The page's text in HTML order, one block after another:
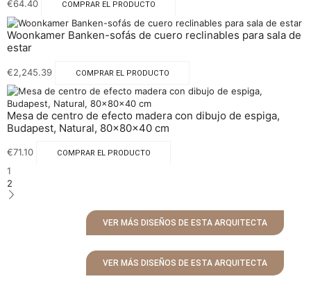
€64.40 COMPRAR EL PRODUCTO
Woonkamer Banken-sofás de cuero reclinables para sala de
estar
€2,245.39 COMPRAR EL PRODUCTO
Mesa de centro de efecto madera con dibujo de espiga,
Budapest, Natural, 80x80x40 cm
€71.10 COMPRAR EL PRODUCTO
1
2
VER MÁS DISEÑOS DE ESTA ARQUITECTA
VER MÁS DISEÑOS DE ESTA ARQUITECTA